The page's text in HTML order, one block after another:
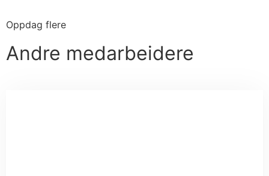
Oppdag flere
Andre medarbeidere